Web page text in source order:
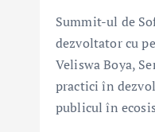
Summit-ul de
dezvoltator cu
Veliswa Boya,
practici în
publicul în